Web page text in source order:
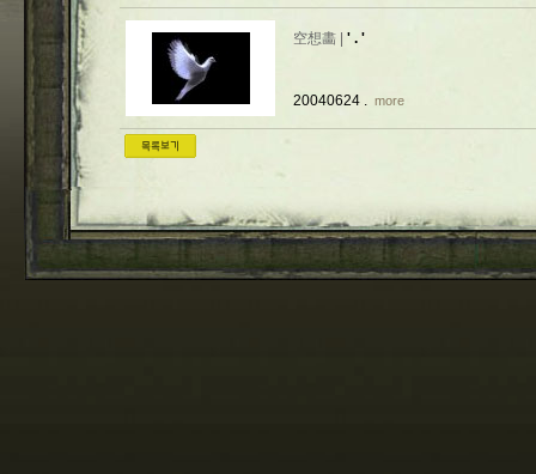
空想畵 | ' . '
20040624 . more